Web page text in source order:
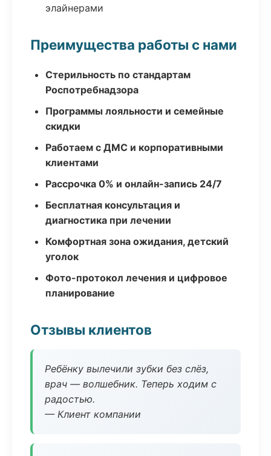
элайнерами
Преимущества работы с нами
Стерильность по стандартам
Роспотребнадзора
Программы лояльности и семейные
скидки
Работаем с ДМС и корпоративными
клиентами
Рассрочка 0% и онлайн-запись 24/7
Бесплатная консультация и
диагностика при лечении
Комфортная зона ожидания, детский
уголок
Фото-протокол лечения и цифровое
планирование
Отзывы клиентов
Ребёнку вылечили зубки без слёз,
врач — волшебник. Теперь ходим с
радостью.
— Клиент компании